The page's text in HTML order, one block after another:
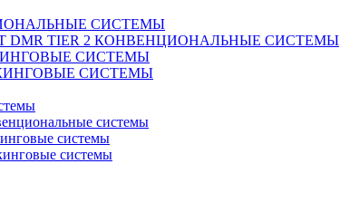
СИСТЕМЫ
DMR TIER 2 КОНВЕНЦИОНАЛЬНЫЕ СИСТЕМЫ
СИСТЕМЫ
СИСТЕМЫ
системы
системы
системы